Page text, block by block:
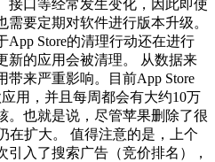
接口等经常发生变化，因此即使
要定期对软件进行版本升级。
Store的清理行动还在进行
新的应用会被清理。 从数据来
来严重影响。目前App Store
用，并且每周都会有大约10万
。也就是说，尽管苹果删除了很
在扩大。 值得注意的是，上个
引入了搜索广告（竞价排名），